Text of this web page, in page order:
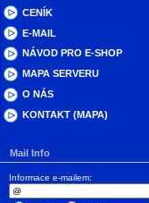
CENÍK
E-MAIL
NÁVOD PRO E-SHOP
MAPA SERVERU
O NÁS
KONTAKT (MAPA)
Mail Info
Informace e-mailem: